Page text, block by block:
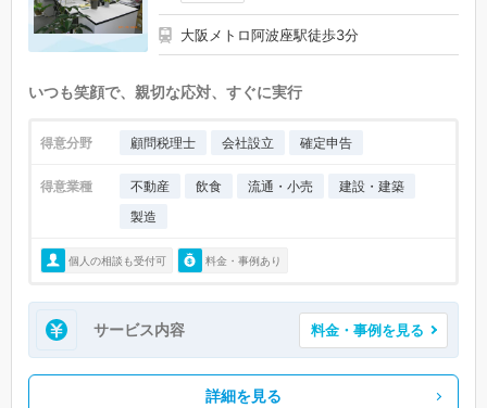
大阪メトロ阿波座駅徒歩3分
いつも笑顔で、親切な応対、すぐに実行
得意分野 顧問税理士 会社設立 確定申告
得意業種 不動産 飲食 流通・小売
建設・建築
製造
個人の相談も受付可 料金・事例あり
サービス内容 料金・事例を見る
詳細を見る